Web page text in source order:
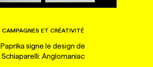
CAMPAGNES ET CRÉATIVITÉ
Paprika signe le design de
Schiaparelli: Anglomaniac